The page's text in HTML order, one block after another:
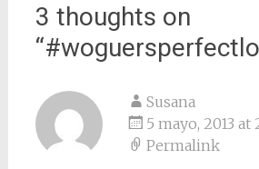
3 thoughts on
“
Susana
5 mayo, 2013 at
Permalink